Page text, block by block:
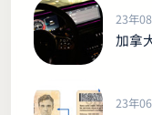
23年
加拿
23年